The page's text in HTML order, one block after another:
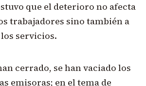
que el deterioro no afecta
trabajadores sino también a
servicios.
cerrado, se han vaciado los
emisoras; en el tema de